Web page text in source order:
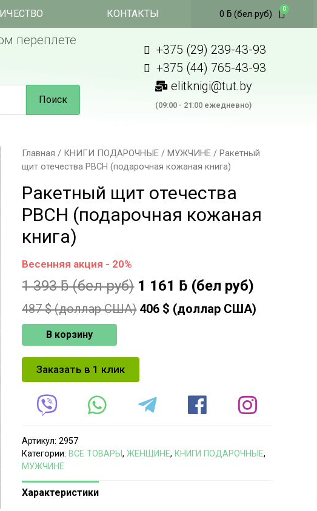
КОНТАКТЫ 0 ƃ(бел руб)
переплете
Поиск
+375 (29) 239-43-93
+375 (44) 765-43-93
elitknigi@tut.by
(09:00 - 21:00 ежедневно)
Главная / КНИГИ ПОДАРОЧНЫЕ /МУЖЧИНЕ / Ракетный
щит отечества РВСН (подарочная кожаная книга)
Ракетный щит отечества
РВСН (подарочная кожаная
книга)
Весенняя акция - 20%
1 393ƃ(бел руб) 1 161 ƃ (бел руб)
487$ (доллар США) 406 $ (доллар США)
В корзину
Заказать в 1 клик
Артикул:2957
Категории: ВСЕ ТОВАРЫ,ЖЕНЩИНЕ, КНИГИ ПОДАРОЧНЫЕ,
МУЖЧИНЕ
Характеристики